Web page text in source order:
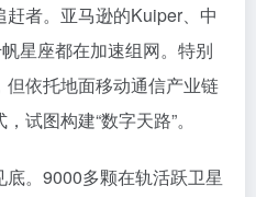
者。亚马逊的Kuiper、中
星座都在加速组网。特别
依托地面移动通信产业链
试图构建“数字天路”。
。9000多颗在轨活跃卫星